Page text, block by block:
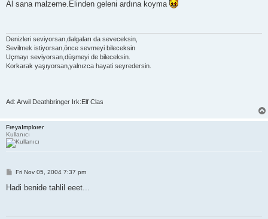
s
Al sana malzeme.Elinden geleni ardına koyma
Denizleri seviyorsan,dalgaları da seveceksin,
Sevilmek istiyorsan,önce sevmeyi bileceksin
Uçmayı seviyorsan,düşmeyi de bileceksin.
Korkarak yaşıyorsan,yalnızca hayati seyredersin.
Ad: Arwil Deathbringer Irk:Elf Clas
FreyaImplorer
Kullanıcı
P
s
Fri Nov 05, 2004 7:37 pm
Hadi benide tahlil eeet...